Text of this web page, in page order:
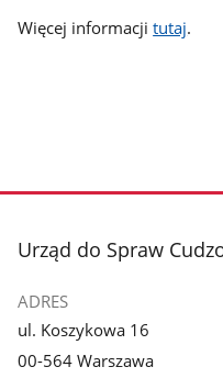
Więcej informacjitutaj.
stopka
Urząd do Spraw
ADRES
ul. Koszykowa 16
00-564 Warszawa